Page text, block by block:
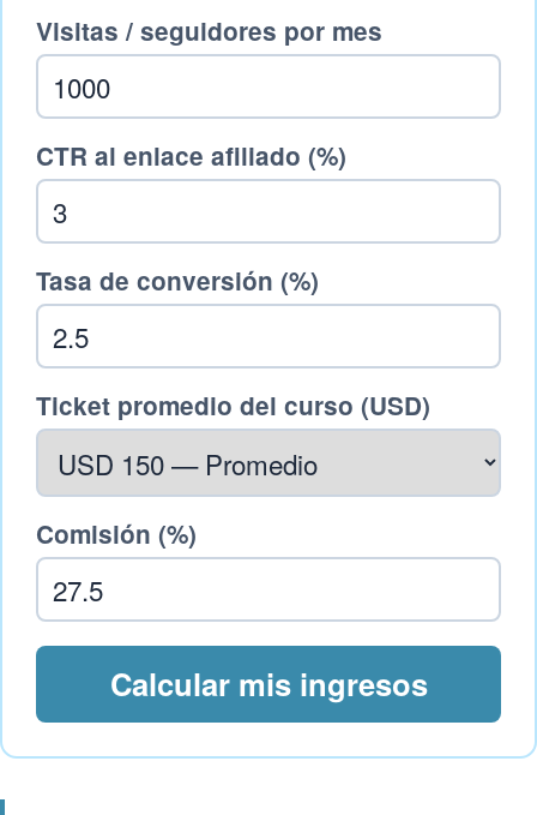
Visitas / seguidores por mes
CTR al enlace afiliado (%)
Tasa de conversión (%)
Ticket promedio del curso (USD)
Comisión (%)
Calcular mis ingresos